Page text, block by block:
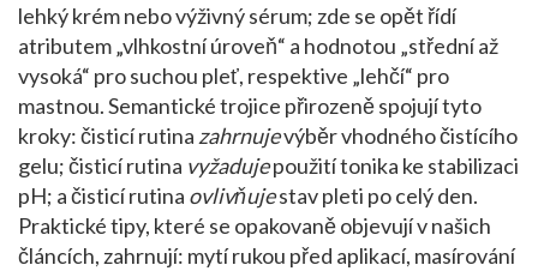
lehký krém nebo výživný sérum; zde se opět řídí
atributem „vlhkostní úroveň“ a hodnotou „střední až
vysoká“ pro suchou pleť, respektive „lehčí“ pro
mastnou. Semantické trojice přirozeně spojují tyto
kroky: čisticí rutina zahrnujevýběr vhodného čistícího
gelu; čisticí rutina vyžadujepoužití tonika ke stabilizaci
pH; a čisticí rutina ovlivňujestav pleti po celý den.
Praktické tipy, které se opakovaně objevují v našich
článcích, zahrnují: mytí rukou před aplikací, masírování